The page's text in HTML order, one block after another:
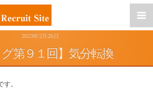
2023年2月26日
グ第９１回】気分転換
。